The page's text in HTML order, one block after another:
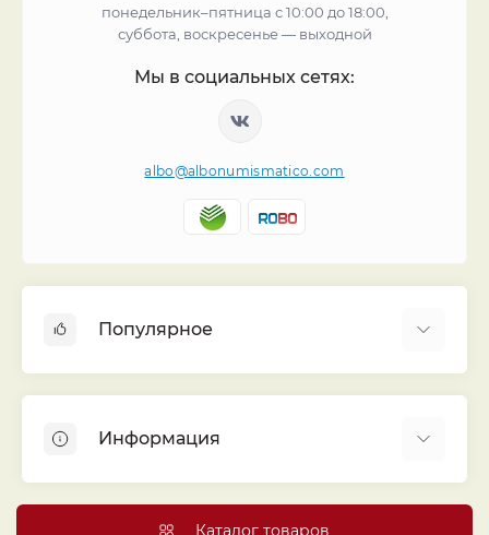
понедельник–пятница с 10:00 до 18:00,
суббота, воскресенье — выходной
Мы в социальных сетях:
albo@albonumismatico.com
Популярное
Монеты
Банкноты
Листы для монет
Информация
Каталог товаров